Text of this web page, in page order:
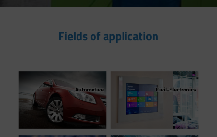
Fields of application
Automotive Civil-Electronics